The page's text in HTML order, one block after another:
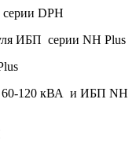
DPH
ИБП серии NH Plus
60-120 кВА и ИБП NH